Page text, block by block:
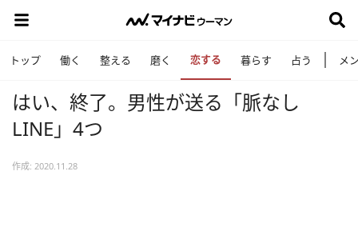
トップ 働く 整える 磨く 恋する 暮らす 占う メ
はい、終了。男性が送る「脈なし
LINE」4つ
作成: 2020.11.28